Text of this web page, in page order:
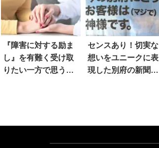
『障害に対する励ま
し』を有難く受け取
りたい一方で思うの
センスあり！切実な
想いをユニークに表
現した別府の新聞広